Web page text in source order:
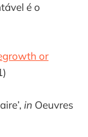
é o
or
in Oeuvres